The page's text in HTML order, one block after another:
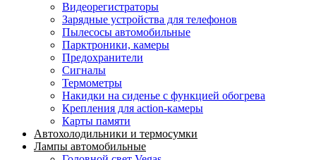
Видеорегистраторы
Зарядные устройства для телефонов
Пылесосы автомобильные
Парктроники, камеры
Предохранители
Сигналы
Термометры
Накидки на сиденье с функцией обогрева
Крепления для action-камеры
Карты памяти
Автохолодильники и термосумки
Лампы автомобильные